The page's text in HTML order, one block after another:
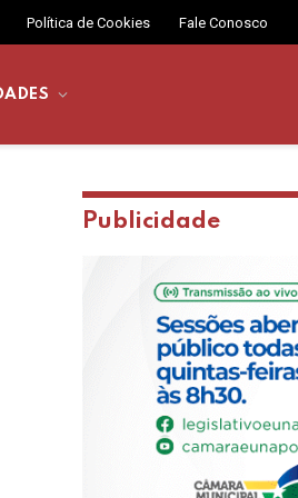
Política de Cookies Fale Conosco
Publicidade